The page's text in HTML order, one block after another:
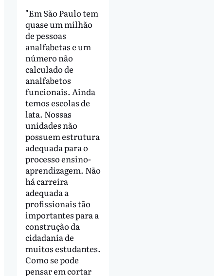
"Em São Paulo tem
quase um milhão
de pessoas
analfabetas e um
número não
calculado de
analfabetos
funcionais. Ainda
temos escolas de
lata. Nossas
unidades não
possuem estrutura
adequada para o
processo ensino-
aprendizagem. Não
há carreira
adequada a
profissionais tão
importantes para a
construção da
cidadania de
muitos estudantes.
Como se pode
pensar em cortar